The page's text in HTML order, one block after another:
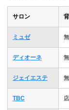
サロン
ミュゼ
ディオーネ
ジェイエステ
TBC